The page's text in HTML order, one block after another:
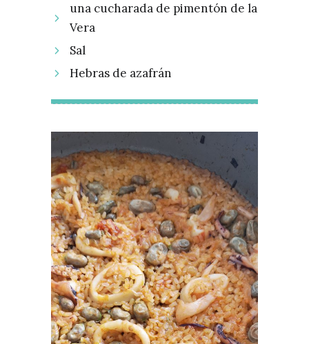
una cucharada de pimentón de la
Vera
Sal
Hebras de azafrán